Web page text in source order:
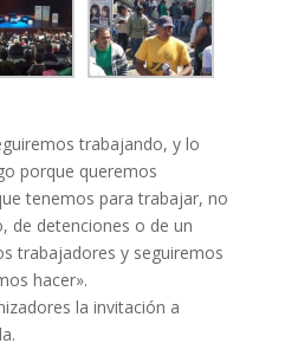
trabajando, y lo
porque queremos
tenemos para trabajar, no
de detenciones o de un
trabajadores y seguiremos
hacer».
la invitación a